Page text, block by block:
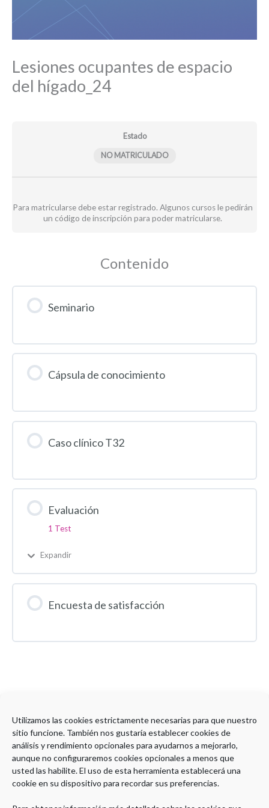
Utilizamos las cookies estrictamente necesarias para que nuestro
sitio funcione. También nos gustaría establecer cookies de
análisis y rendimiento opcionales para ayudarnos a mejorarlo,
aunque no configuraremos cookies opcionales a menos que
usted las habilite. El uso de esta herramienta establecerá una
cookie en su dispositivo para recordar sus preferencias.
Lesiones ocupantes de espacio
del hígado_24
Estado
NO MATRICULADO
Para matricularse debe estar registrado. Algunos cursos le pedirán
un código de inscripción para poder matricularse.
Contenido
Seminario
Cápsula de conocimiento
Caso clínico T32
Evaluación
1 Test
Expandir
Encuesta de satisfacción
Copyright © 2022 Plataforma Grado SEPD
Aviso Legal Política de Privacidad Política de Cookies
Organiza